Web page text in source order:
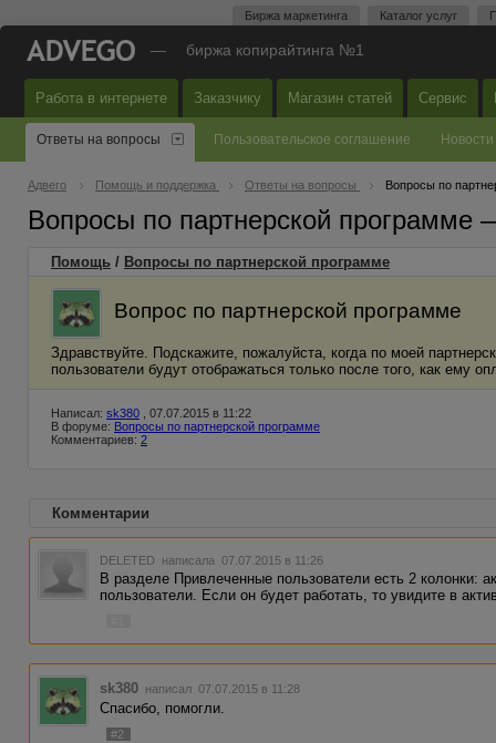
Биржа маркетинга Каталог услуг
— биржа копирайтинга №1
Работа в интернете Заказчику Магазин статей Сервис
Ответы на вопросы Пользовательское соглашение Новости
Адвего Помощь и поддержка Ответы на вопросы Вопросы по
Вопросы по партнерской
Помощь / Вопросы по партнерской программе
Вопрос по партнерской программе
Здравствуйте. Подскажите, пожалуйста, когда по моей
пользователи будут отображаться только после того, как ему
Написал: sk380 , 07.07.2015 в 11:22
В форуме: Вопросы по партнерской программе
Комментариев: 2
Комментарии
DELETED написала 07.07.2015 в 11:26
В разделе Привлеченные пользователи есть 2 колонки:
пользователи. Если он будет работать, то увидите в
sk380 написал 07.07.2015 в 11:28
Спасибо, помогли.
#2